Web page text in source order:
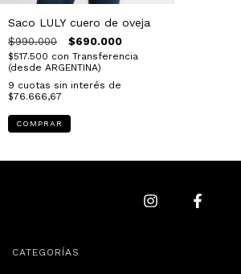
Saco LULY cuero de oveja
$990.000 $690.000
$517.500 con Transferencia
(desde ARGENTINA)
9 cuotas sin interés de
$76.666,67
COMPRAR
CATEGORÍAS